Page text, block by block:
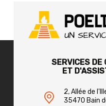
SERVICES DE
ET
2, Allée de
35470 Bain